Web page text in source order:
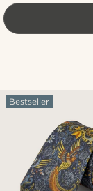
Bestseller